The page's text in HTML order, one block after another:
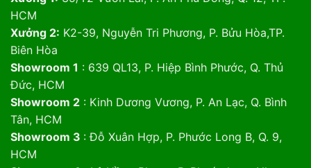
HCM
Xưởng 2: K2-39, Nguyễn Tri Phương, P. Bửu Hòa,TP.
Biên Hòa
Showroom 1 : 639 QL13, P. Hiệp Bình Phước, Q. Thủ
Đức, HCM
Showroom 2: Kinh Dương Vương, P. An Lạc, Q. Bình
Tân, HCM
Showroom 3 : Đỗ Xuân Hợp, P. Phước Long B, Q. 9,
HCM